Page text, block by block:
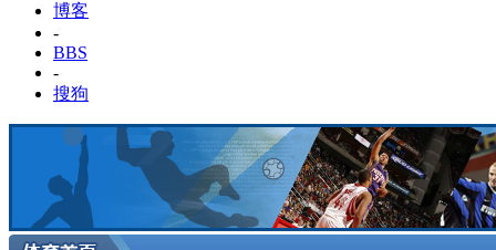
博客
-
BBS
-
搜狗